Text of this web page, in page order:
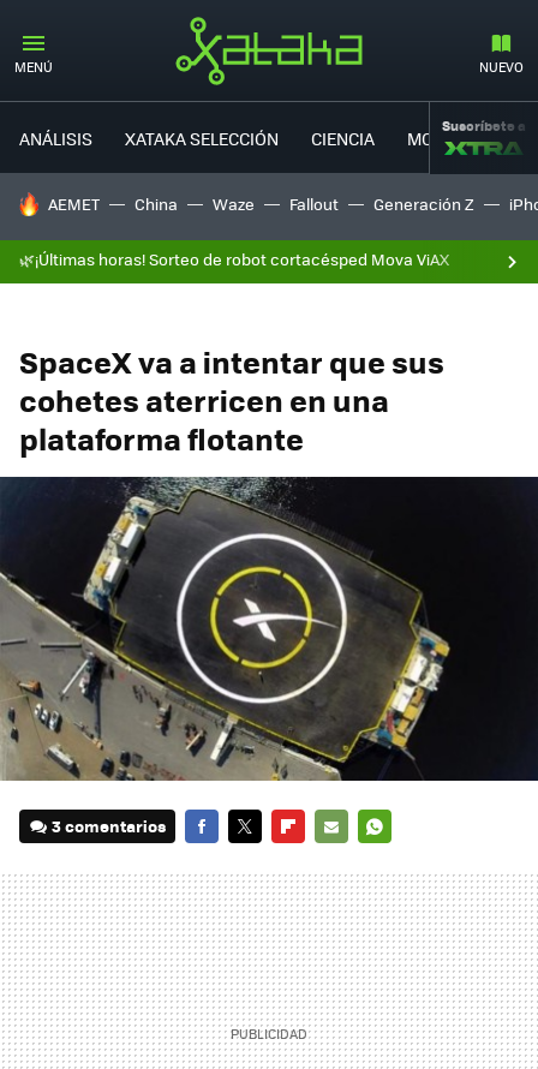
MENÚ NUEVO
ANÁLISIS XATAKA SELECCIÓN CIENCIA MOVILIDAD
Suscríbete a
HOY SE HABLA DE
AEMET China Waze Fallout Generación Z
🌿¡Últimas horas! Sorteo de robot cortacésped Mova ViAX
SpaceX va a intentar que sus
cohetes aterricen en una
plataforma flotante
3 comentarios
MAIL